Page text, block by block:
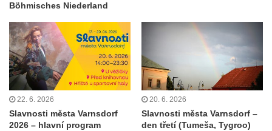
Böhmisches Niederland
22. 6. 2026
Slavnosti města Varnsdorf
2026 – hlavní program
20. 6. 2026
Slavnosti města Varnsdorf –
den třetí (Tumeša, Tygroo)